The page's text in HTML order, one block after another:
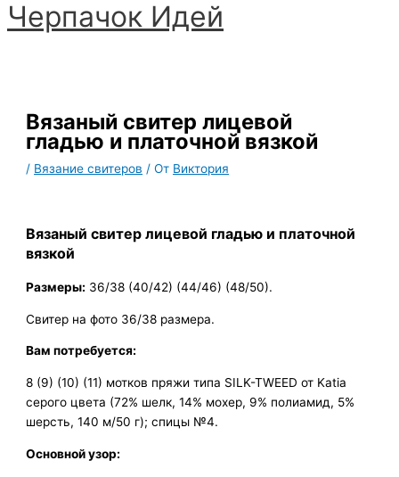
Перейти
к
Черпачoк Идей
Вязаный свитер лицевой
гладью и платочной вязкой
/ Вязание свитеров / От Виктория
Вязаный свитер лицевой гладью и платочной
вязкой
Размеры: 36/38 (40/42) (44/46) (48/50).
Свитер на фото 36/38 размера.
Вам потребуется:
8 (9) (10) (11) мотков пряжи типа SILK-TWEED от Katia
серого цвета (72% шелк, 14% мохер, 9% полиамид, 5%
шерсть, 140 м/50 г); спицы №4.
Основной узор: